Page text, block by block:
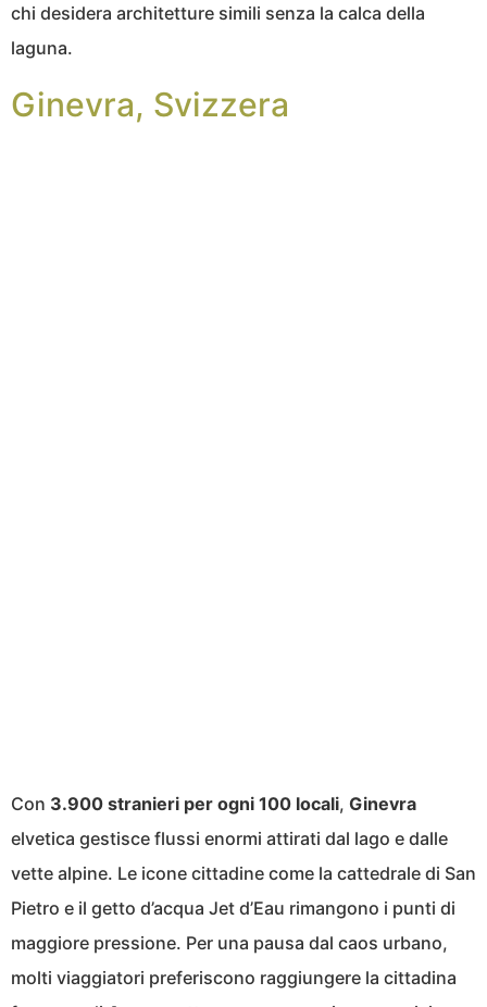
chi desidera architetture simili senza la calca della
laguna.
Ginevra, Svizzera
Con 3.900 stranieri per ogni 100 locali, Ginevra
elvetica gestisce flussi enormi attirati dal lago e dalle
vette alpine. Le icone cittadine come la cattedrale di San
Pietro e il getto d’acqua Jet d’Eau rimangono i punti di
maggiore pressione. Per una pausa dal caos urbano,
molti viaggiatori preferiscono raggiungere la cittadina